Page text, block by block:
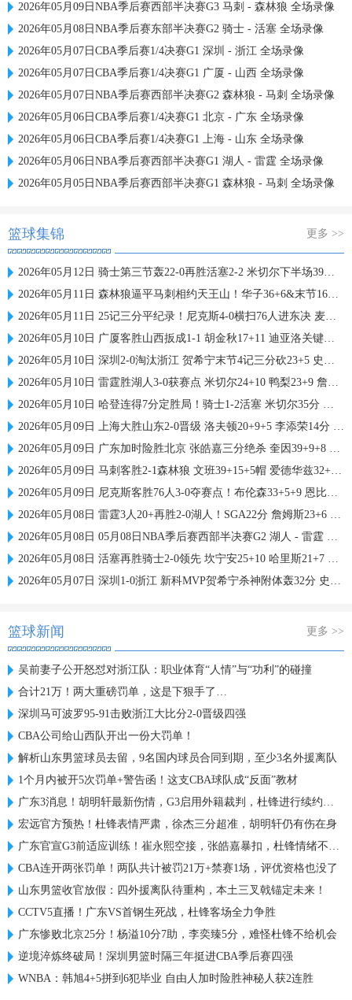
2026年05月09日NBA季后赛西部半决赛G3 马刺 - 森林狼 全场录像
2026年05月08日NBA季后赛东部半决赛G2 骑士 - 活塞 全场录像
2026年05月07日CBA季后赛1/4决赛G1 深圳 - 浙江 全场录像
2026年05月07日CBA季后赛1/4决赛G1 广厦 - 山西 全场录像
2026年05月07日NBA季后赛西部半决赛G2 森林狼 - 马刺 全场录像
2026年05月06日CBA季后赛1/4决赛G1 北京 - 广东 全场录像
2026年05月06日CBA季后赛1/4决赛G1 上海 - 山东 全场录像
2026年05月06日NBA季后赛西部半决赛G1 湖人 - 雷霆 全场录像
2026年05月05日NBA季后赛西部半决赛G1 森林狼 - 马刺 全场录像
篮球集锦 更多 >>
2026年05月12日 骑士第三节轰22-0再胜活塞2-2 米切尔下半场39分 哈登24+11
2026年05月11日 森林狼逼平马刺相约天王山！华子36+6&末节16分 文班恶犯驱逐
2026年05月11日 25记三分平纪录！尼克斯4-0横扫76人进东决 麦克布莱德7三分
2026年05月10日 广厦客胜山西扳成1-1 胡金秋17+11 迪亚洛关键上篮不中
2026年05月10日 深圳2-0淘汰浙江 贺希宁末节4记三分砍23+5 史密斯14+12+13
2026年05月10日 雷霆胜湖人3-0获赛点 米切尔24+10 鸭梨23+9 詹姆斯19投19分
2026年05月10日 哈登连得7分定胜局！骑士1-2活塞 米切尔35分 坎宁安27+10+10
2026年05月09日 上海大胜山东2-0晋级 洛夫顿20+9+5 李添荣14分 陈林坚21分
2026年05月09日 广东加时险胜北京 张皓嘉三分绝杀 奎因39+9+8 胡明轩23+6
2026年05月09日 马刺客胜2-1森林狼 文班39+15+5帽 爱德华兹32+14+6
2026年05月09日 尼克斯客胜76人3-0夺赛点！布伦森33+5+9 恩比德复出17中7
2026年05月08日 雷霆3人20+再胜2-0湖人！SGA22分 詹姆斯23+6 小里31+6
2026年05月08日 05月08日NBA季后赛西部半决赛G2 湖人 - 雷霆 精彩镜头
2026年05月08日 活塞再胜骑士2-0领先 坎宁安25+10 哈里斯21+7 哈登13中3
2026年05月07日 深圳1-0浙江 新科MVP贺希宁杀神附体轰32分 史密斯27+9
篮球新闻 更多 >>
吴前妻子公开怒怼对浙江队：职业体育“人情”与“功利”的碰撞
合计21万！两大重磅罚单，这是下狠手了…
深圳马可波罗95-91击败浙江大比分2-0晋级四强
CBA公司给山西队开出一份大罚单！
解析山东男篮球员去留，9名国内球员合同到期，至少3名外援离队
1个月内被开5次罚单+警告函！这支CBA球队成“反面”教材
广东3消息！胡明轩最新伤情，G3启用外籍裁判，杜锋进行续约谈判
宏远官方预热！杜锋表情严肃，徐杰三分超准，胡明轩仍有伤在身
广东官宣G3前适应训练！崔永熙空接，张皓嘉暴扣，杜锋情绪不错！
CBA连开两张罚单！两队共计被罚21万+禁赛1场，评优资格也没了
山东男篮收官放假：四外援离队待重构，本土三叉戟锚定未来！
CCTV5直播！广东VS首钢生死战，杜锋客场全力争胜
广东惨败北京25分！杨溢10分7助，李奕臻5分，难怪杜锋不给机会
逆境淬炼终破局！深圳男篮时隔三年挺进CBA季后赛四强
WNBA：韩旭4+5拼到6犯毕业 自由人加时险胜神秘人获2连胜